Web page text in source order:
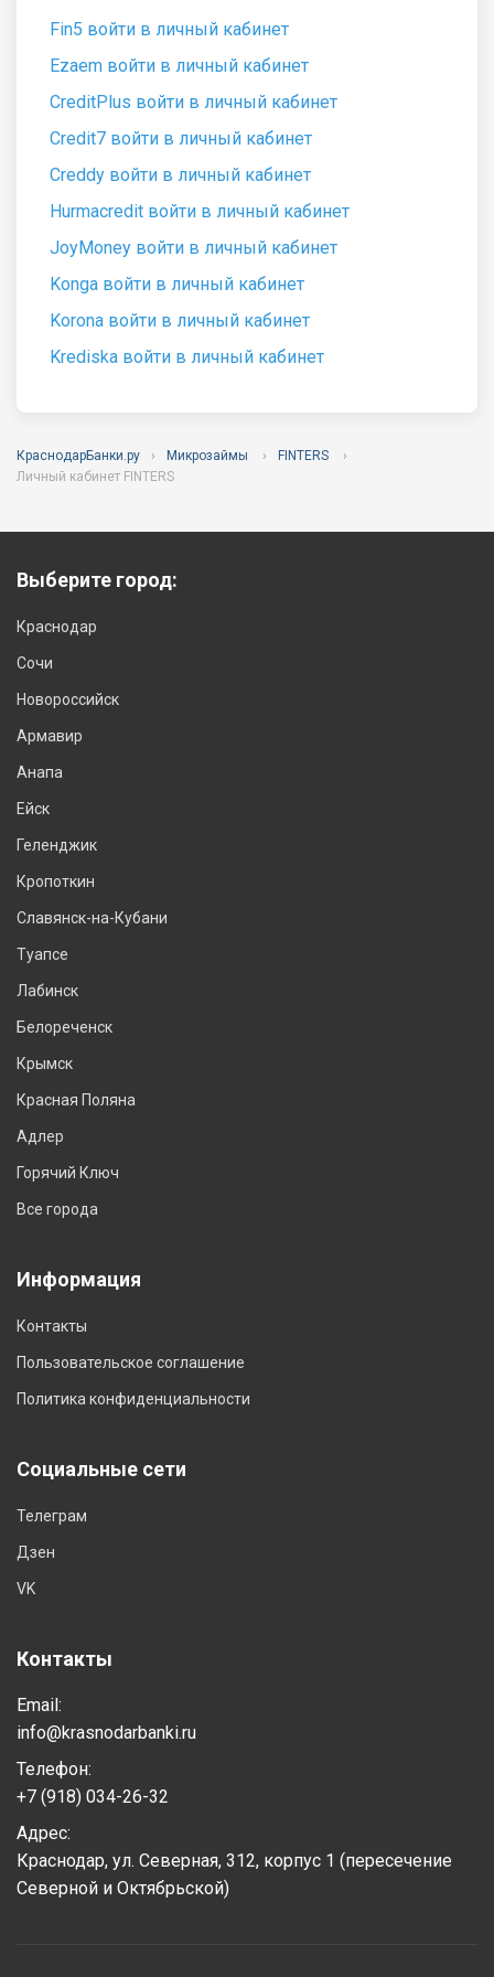
Fin5 войти в личный кабинет
Ezaem войти в личный кабинет
CreditPlus войти в личный кабинет
Credit7 войти в личный кабинет
Creddy войти в личный кабинет
Hurmacredit войти в личный кабинет
JoyMoney войти в личный кабинет
Konga войти в личный кабинет
Korona войти в личный кабинет
Krediska войти в личный кабинет
КраснодарБанки.ру Микрозаймы
FINTERS
Личный кабинет FINTERS
Выберите город:
Краснодар
Сочи
Новороссийск
Армавир
Анапа
Ейск
Геленджик
Кропоткин
Славянск-на-Кубани
Туапсе
Лабинск
Белореченск
Крымск
Красная Поляна
Адлер
Горячий Ключ
Все города
Информация
Контакты
Пользовательское соглашение
Политика конфиденциальности
Социальные сети
Телеграм
Дзен
VK
Контакты
Email:
info@krasnodarbanki.ru
Телефон:
+7 (918) 034-26-32
Адрес:
Краснодар, ул. Северная, 312, корпус 1 (пересечение
Северной и Октябрьской)